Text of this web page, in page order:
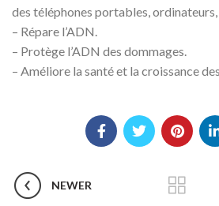
des téléphones portables, ordinateurs,
– Répare l’ADN.
– Protège l’ADN des dommages.
– Améliore la santé et la croissance
NEWER